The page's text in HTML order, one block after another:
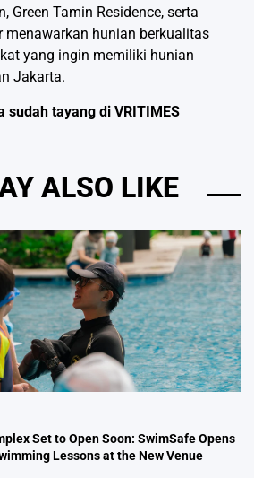
Green Tamin Residence, serta
menawarkan hunian berkualitas
yang ingin memiliki hunian
Jakarta.
sudah tayang di VRITIMES
ALSO LIKE
Set to Open Soon: SwimSafe Opens
Lessons at the New Venue